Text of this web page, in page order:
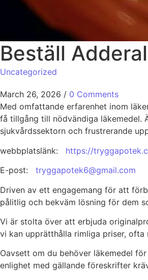
Beställ
Uncategorized
March 26, 2026 / 0 Comments
Med omfattande erfarenhet inom
få tillgång till nödvändiga läkemedel.
sjukvårdssektorn och frustrerande
webbplatslänk: https://
E-post: tryggapotek6@gmail.com
Driven av ett engagemang för att
pålitlig och bekväm lösning för dem
Vi är stolta över att erbjuda
vi kan upprätthålla rimliga priser,
Oavsett om du behöver läkemedel
enlighet med gällande föreskrifter